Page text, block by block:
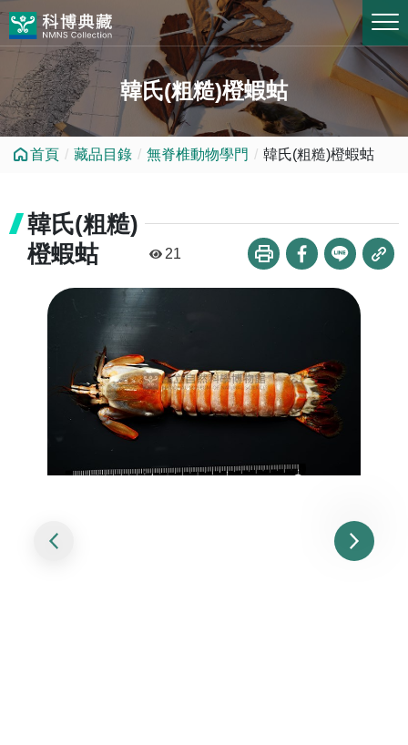
韓氏(粗糙)橙蝦蛄
首頁 藏品目錄 無脊椎動物學門 韓氏(粗糙)橙蝦蛄
韓氏(粗糙)
橙蝦蛄
21